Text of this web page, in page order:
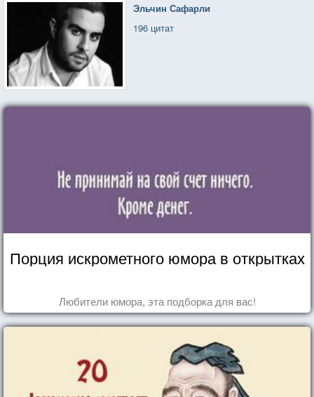
Эльчин Сафарли
196 цитат
Порция искрометного юмора в открытках
Любители юмора, эта подборка для вас!